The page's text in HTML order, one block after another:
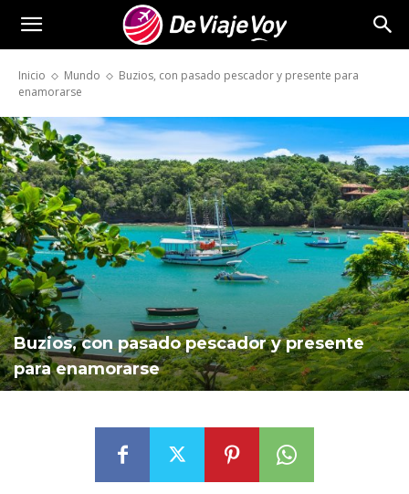
Voy
Inicio Mundo
Buzios, con pasado pescador y presente para
enamorarse
Buzios, con pasado pescador y presente
para enamorarse